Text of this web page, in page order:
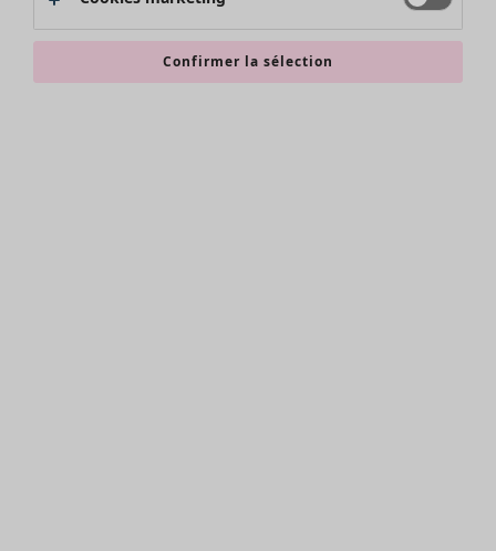
Bonnes affaires en soldes - jusqu'à -70
Confirmer la sélection